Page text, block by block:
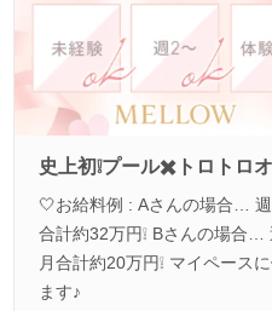
史上初❕プール✖️トロトロ
🤍お給料例 : Aさんの場合…
合計約32万円❕ Bさんの場合
月合計約20万円❕ マイペース
ます♪